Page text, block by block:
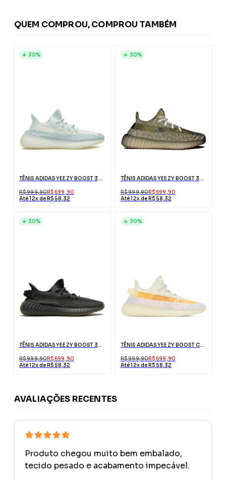
QUEM COMPROU, COMPROU TAMBÉM
TÊNIS ADIDAS YEEZY BOOST 350 V2 CLOUD WHITE
R$ 999,90R$ 699,90
Até 12x de R$ 58,32
30%
TÊNIS ADIDAS YEEZY BOOST 350 V2 ANTLIA REFLECTIVE
R$ 999,90R$ 699,90
Até 12x de R$ 58,32
30%
TÊNIS ADIDAS YEEZY BOOST 350 V2 CINDER
R$ 999,90R$ 699,90
Até 12x de R$ 58,32
30%
TÊNIS ADIDAS YEEZY BOOST CANO BAIXO 350 V2
R$ 999,90R$ 699,90
Até 12x de R$ 58,32
30%
AVALIAÇÕES RECENTES
Produto chegou muito bem embalado,
tecido pesado e acabamento impecável.